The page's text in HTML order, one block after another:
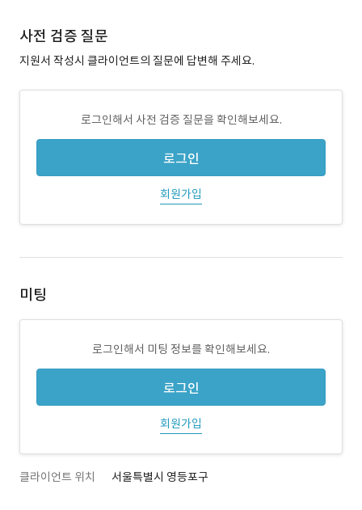
사전 검증 질문
지원서 작성시 클라이언트의 질문에 답변해 주세요.
로그인해서 사전 검증 질문을 확인해보세요.
로그인
회원가입
미팅
로그인해서 미팅 정보를 확인해보세요.
로그인
회원가입
클라이언트 위치 서울특별시 영등포구